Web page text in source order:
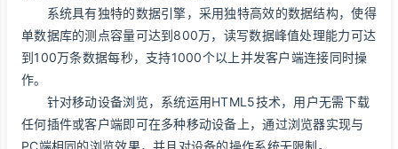
系统具有独特的数据引擎，采用独特高效的数据结构，使得
单数据库的测点容量可达到800万，读写数据峰值处理能力可达
到100万条数据每秒，支持1000个以上并发客户端连接同时操
作。
针对移动设备浏览，系统运用HTML5技术，用户无需下载
任何插件或客户端即可在多种移动设备上，通过浏览器实现与